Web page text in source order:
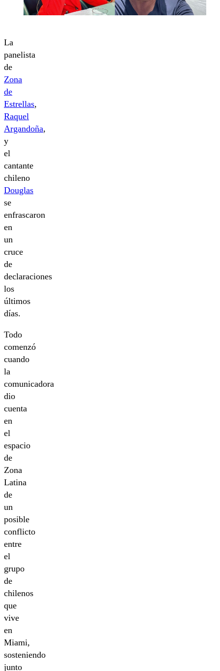
La
panelista
de
Zona
de
Estrellas,
Raquel
Argandoña,
y
el
cantante
chileno
Douglas
se
enfrascaron
en
un
cruce
de
declaraciones
los
últimos
días.
Todo
comenzó
cuando
la
comunicadora
dio
cuenta
en
el
espacio
de
Zona
Latina
de
un
posible
conflicto
entre
el
grupo
de
chilenos
que
vive
en
Miami,
sosteniendo
junto